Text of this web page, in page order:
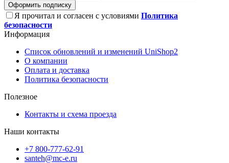
Оформить подписку
Я прочитал и согласен с условиями Политика
безопасности
Информация
Список обновлений и изменений UniShop2
О компании
Оплата и доставка
Политика безопасности
Полезное
Контакты и схема проезда
Наши контакты
+7 800-777-62-91
santeh@mc-e.ru